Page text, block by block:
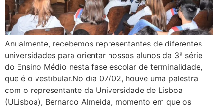
Anualmente, recebemos representantes de diferentes
universidades para orientar nossos alunos da 3ª série
do Ensino Médio nesta fase escolar de terminalidade,
que é o vestibular.No dia 07/02, houve uma palestra
com o representante da Universidade de Lisboa
(ULisboa), Bernardo Almeida, momento em que os